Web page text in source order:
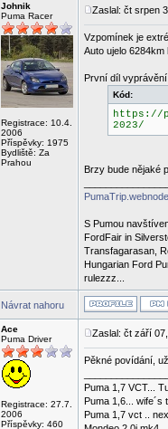
Johnik
Puma Racer
Registrace: 10.4.
2006
Příspěvky: 1975
Bydliště: Za
Prahou
Zaslal: čt srpen
Vzpomínek je
Auto ujelo
První díl
Kód:
https://
2023/
Brzy bude nějaké
S Pumou
FordFair in
Transfagarasan,
Hungarian Ford
rulezzz...
Návrat nahoru
Ace
Puma Driver
Registrace: 27.7.
2006
Příspěvky: 460
Zaslal: čt září
Pěkné povídání,
Puma 1,7 VCT...
Puma 1,6... wife´s
Puma 1,7 vct ..